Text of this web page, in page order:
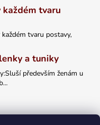
každém tvaru
tvaru postavy,
a tuniky
především ženám u